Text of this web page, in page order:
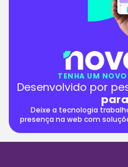
TENHA UM
Desenvolvido por
Deixe a tecnologia
presença na web com